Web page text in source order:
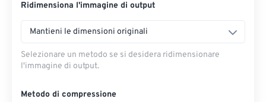
Ridimensiona l'immagine di output
Mantieni le dimensioni originali
Selezionare un metodo se si desidera ridimensionare
l'immagine di output.
Metodo di compressione